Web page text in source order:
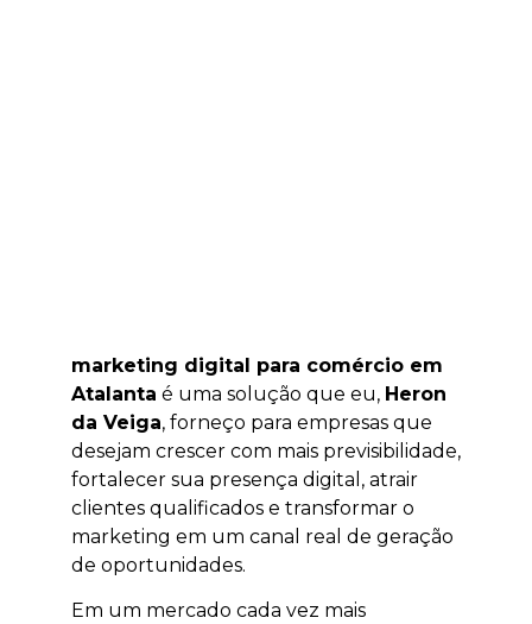
marketing digital para comércio em
Atalanta é uma solução que eu, Heron
da Veiga, forneço para empresas que
desejam crescer com mais previsibilidade,
fortalecer sua presença digital, atrair
clientes qualificados e transformar o
marketing em um canal real de geração
de oportunidades.
Em um mercado cada vez mais